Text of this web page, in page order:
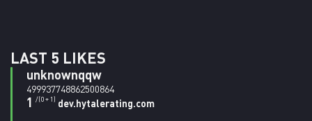
LAST 5 LIKES
unknownqqw
499937748862500864
1 /(0 + 1) dev.hytalerating.com